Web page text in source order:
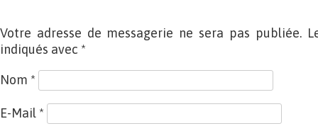
Votre adresse de messagerie ne sera pas publiée.
indiqués avec *
Nom *
E-Mail *